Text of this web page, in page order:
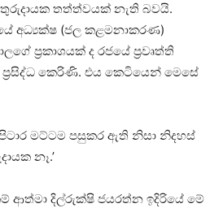
තත්ත්වයක් නැති බවයි.
අධ්‍යක්ෂ (ජල කළමනාකරණ)
ප්‍රකාශයක් ද රජයේ ප්‍රවෘත්ති
ප්‍රසිද්ධ කෙරිණි. එය කෙටියෙන් මෙසේ
මට්ටම පසුකර ඇති නිසා නිදහස්
නෑ.’
ආත්මා දිල්රුක්ෂි ජයරත්න ඉදිරියේ මේ